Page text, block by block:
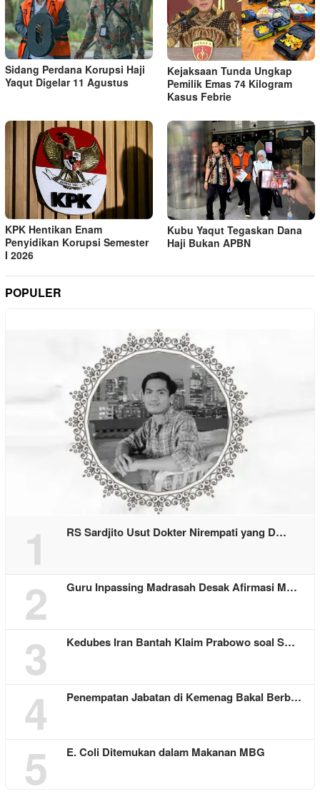
Sidang Perdana Korupsi Haji
Yaqut Digelar 11 Agustus
Kejaksaan Tunda Ungkap
Pemilik Emas 74 Kilogram
Kasus Febrie
KPK Hentikan Enam
Penyidikan Korupsi Semester
I 2026
Kubu Yaqut Tegaskan Dana
Haji Bukan APBN
POPULER
1 RS Sardjito Usut Dokter Nirempati yang D…
2 Guru Inpassing Madrasah Desak Afirmasi M…
3 Kedubes Iran Bantah Klaim Prabowo soal S…
4 Penempatan Jabatan di Kemenag Bakal Berb…
5 E. Coli Ditemukan dalam Makanan MBG